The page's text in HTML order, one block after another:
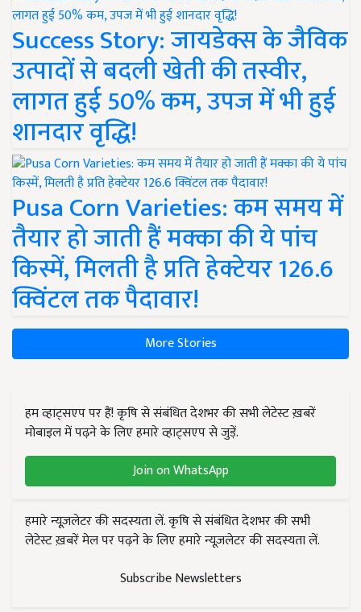
Success Story: जायडेक्स के जैविक
उत्पादों से बदली खेती की तस्वीर,
लागत हुई 50% कम, उपज में भी हुई
शानदार वृद्धि!
Pusa Corn Varieties: कम समय में
तैयार हो जाती हैं मक्का की ये पांच
किस्में, मिलती है प्रति हेक्टेयर 126.6
क्विंटल तक पैदावार!
More Stories
हम व्हाट्सएप पर हैं! कृषि से संबंधित देशभर की सभी लेटेस्ट ख़बरें
मोबाइल में पढ़ने के लिए हमारे व्हाट्सएप से जुड़ें.
Join on WhatsApp
हमारे न्यूज़लेटर की सदस्यता लें. कृषि से संबंधित देशभर की सभी
लेटेस्ट ख़बरें मेल पर पढ़ने के लिए हमारे न्यूज़लेटर की सदस्यता लें.
Subscribe Newsletters